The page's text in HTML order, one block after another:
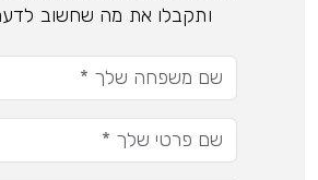
ותקבלו את מה שחשוב